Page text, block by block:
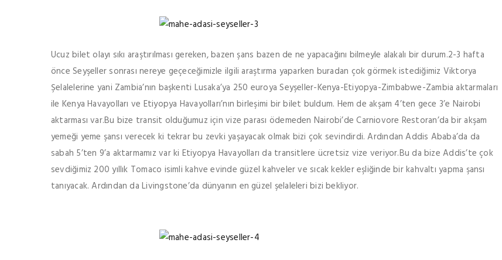
Ucuz bilet olayı sıkı araştırılması gereken, bazen şans bazen de ne yapacağını bilmeyle alakalı bir durum.2-3 hafta
önce Seyşeller sonrası nereye geçeceğimizle ilgili araştırma yaparken buradan çok görmek istediğimiz Viktorya
Şelalelerine yani Zambia’nın başkenti Lusaka’ya 250 euroya Seyşeller-Kenya-Etiyopya-Zimbabwe-Zambia aktarmaları
ile Kenya Havayolları ve Etiyopya Havayolları’nın birleşimi bir bilet buldum. Hem de akşam 4’ten gece 3’e Nairobi
aktarması var.Bu bize transit olduğumuz için vize parası ödemeden Nairobi’de Carniovore Restoran’da bir akşam
yemeği yeme şansı verecek ki tekrar bu zevki yaşayacak olmak bizi çok sevindirdi. Ardından Addis Ababa’da da
sabah 5’ten 9’a aktarmamız var ki Etiyopya Havayolları da transitlere ücretsiz vize veriyor.Bu da bize Addis’te çok
sevdiğimiz 200 yıllık Tomaco isimli kahve evinde güzel kahveler ve sıcak kekler eşliğinde bir kahvaltı yapma şansı
tanıyacak. Ardından da Livingstone’da dünyanın en güzel şelaleleri bizi bekliyor.